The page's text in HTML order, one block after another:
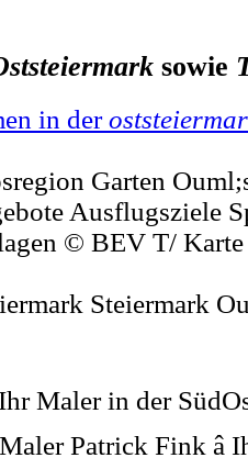
sowie
in der
Garten
Ausflugsziele
© BEV T/
Steiermark
Ihr Maler in der
Patrick Fink